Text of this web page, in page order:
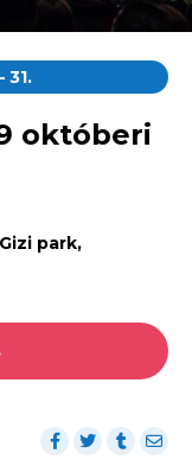
31.
októberi
park,